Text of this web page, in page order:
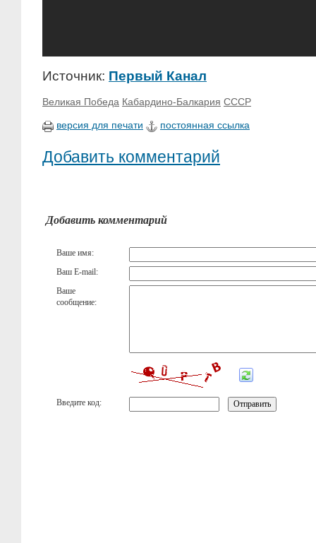
Источник: Первый Канал
Великая Победа Кабардино-Балкария СССР
версия для печати постоянная ссылка
Добавить комментарий
Добавить комментарий
Ваше имя:
Ваш E-mail:
Ваше
сообщение:
Введите код: